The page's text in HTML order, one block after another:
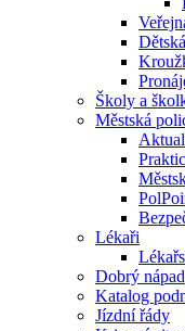
Školy a
Městská
Lékaři
Dobrý nápad
Katalog
Jízdní řády